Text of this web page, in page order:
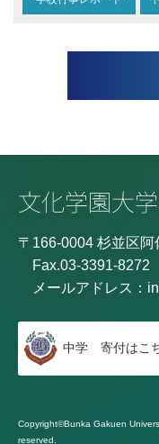
〒166-0004 杉並区
Fax.03-3391-8272
メールアドレス：
中学 寄付はこ
Copyright©Bunka Gakuen
reserved.